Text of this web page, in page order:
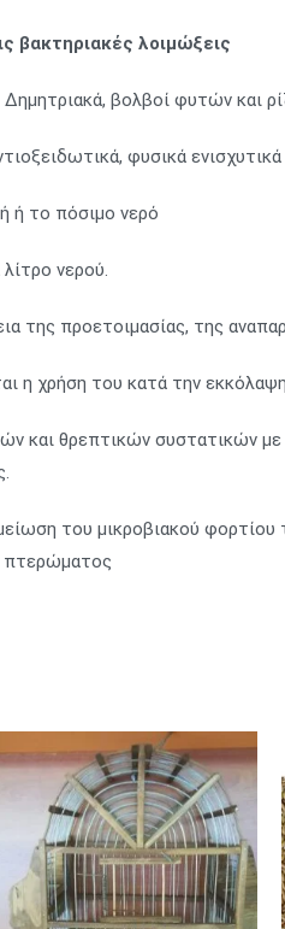
βακτηριακές λοιμώξεις
Δημητριακά, βολβοί φυτών και
φυσικά
ή το πόσιμο νερό
νερού.
της προετοιμασίας, της
η χρήση του κατά την
και θρεπτικών συστατικών
του μικροβιακού
πτερώματος